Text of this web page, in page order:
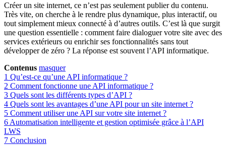
Créer un site internet, ce n’est pas seulement publier du contenu.
Très vite, on cherche à le rendre plus dynamique, plus interactif, ou
tout simplement mieux connecté à d’autres outils. C’est là que surgit
une question essentielle : comment faire dialoguer votre site avec des
services extérieurs ou enrichir ses fonctionnalités sans tout
développer de zéro ? La réponse est souvent l’API informatique.
Contenus masquer
1 Qu’est-ce qu’une API informatique ?
2 Comment fonctionne une API informatique ?
3 Quels sont les différents types d’API ?
4 Quels sont les avantages d’une API pour un site internet ?
5 Comment utiliser une API sur votre site internet ?
6 Automatisation intelligente et gestion optimisée grâce à l’API
LWS
7 Conclusion